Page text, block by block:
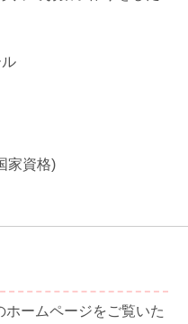
家資格)
ームページをご覧いた